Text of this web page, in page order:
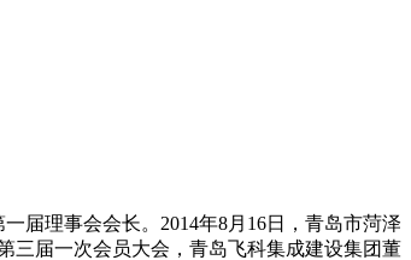
届理事会会长。2014年8月16日，青岛市菏泽
三届一次会员大会，青岛飞科集成建设集团董